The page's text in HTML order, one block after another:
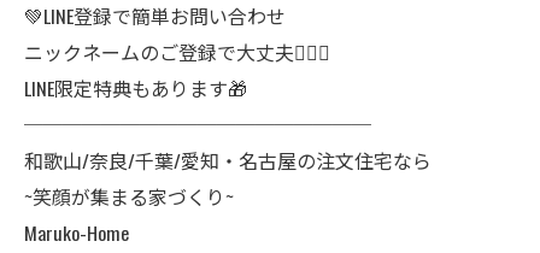
💚LINE登録で簡単お問い合わせ
ニックネームのご登録で大丈夫🙆🏻‍♀️
LINE限定特典もあります🎁
──────────────────
和歌山/奈良/千葉/愛知・名古屋の注文住宅なら
~笑顔が集まる家づくり~
Maruko-Home